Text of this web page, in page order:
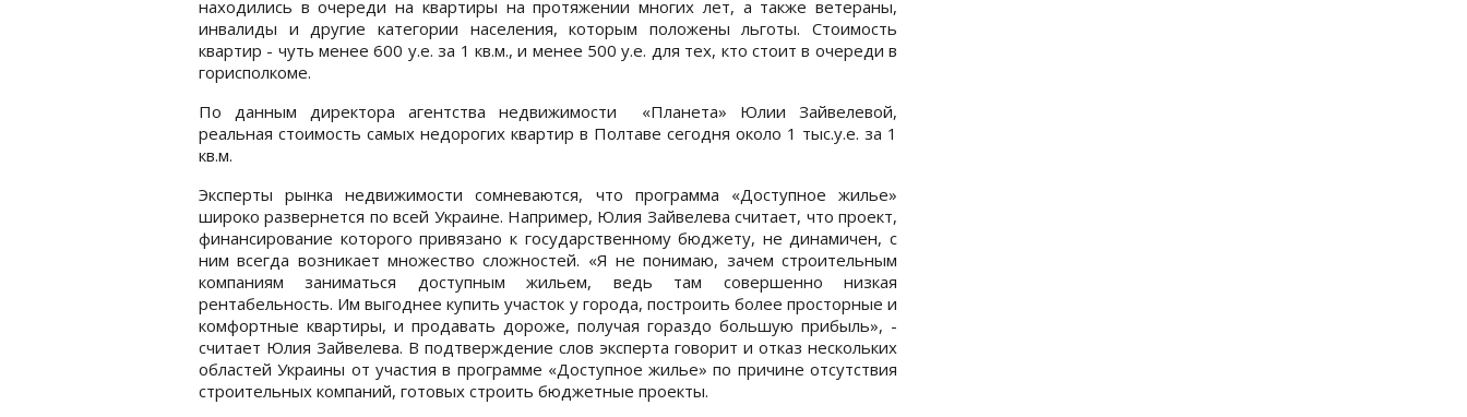
находились в очереди на квартиры на протяжении многих лет, а также ветераны,
инвалиды и другие категории населения, которым положены льготы. Стоимость
квартир - чуть менее 600 у.е. за 1 кв.м., и менее 500 у.е. для тех, кто стоит в очереди в
горисполкоме.
По данным директора агентства недвижимости «Планета» Юлии Зайвелевой,
реальная стоимость самых недорогих квартир в Полтаве сегодня около 1 тыс.у.е. за 1
кв.м.
Эксперты рынка недвижимости сомневаются, что программа «Доступное жилье»
широко развернется по всей Украине. Например, Юлия Зайвелева считает, что проект,
финансирование которого привязано к государственному бюджету, не динамичен, с
ним всегда возникает множество сложностей. «Я не понимаю, зачем строительным
компаниям заниматься доступным жильем, ведь там совершенно низкая
рентабельность. Им выгоднее купить участок у города, построить более просторные и
комфортные квартиры, и продавать дороже, получая гораздо большую прибыль», -
считает Юлия Зайвелева. В подтверждение слов эксперта говорит и отказ нескольких
областей Украины от участия в программе «Доступное жилье» по причине отсутствия
строительных компаний, готовых строить бюджетные проекты.